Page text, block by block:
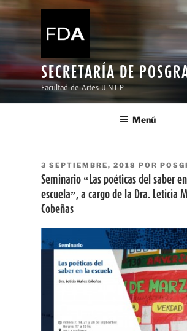
Ir
al
contenido
SECRETARÍA DE
Facultad de Artes U.N.L.P.
Menú
PUBLICADO
EL
3 SEPTIEMBRE, 2018 POR
Seminario “Las poéticas del saber
escuela”, a cargo de la Dra. Leticia
Cobeñas